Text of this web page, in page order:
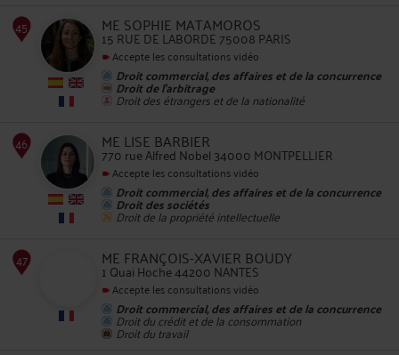
ME SOPHIE MATAMOROS
15 RUE DE LABORDE 75008 PARIS
Accepte les consultations vidéo
Droit commercial, des affaires et de la concurrence
Droit de l'arbitrage
Droit des étrangers et de la nationalité
ME LISE BARBIER
770 rue Alfred Nobel 34000 MONTPELLIER
Accepte les consultations vidéo
Droit commercial, des affaires et de la concurrence
Droit des sociétés
Droit de la propriété intellectuelle
ME FRANÇOIS-XAVIER BOUDY
1 Quai Hoche 44200 NANTES
Accepte les consultations vidéo
Droit commercial, des affaires et de la concurrence
Droit du crédit et de la consommation
Droit du travail